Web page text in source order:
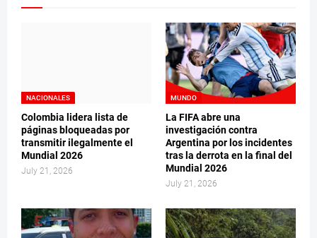
NACIONALES
Colombia lidera lista de
páginas bloqueadas por
transmitir ilegalmente el
Mundial 2026
July 21, 2026
MUNDO
La FIFA abre una
investigación contra
Argentina por los incidentes
tras la derrota en la final del
Mundial 2026
July 21, 2026